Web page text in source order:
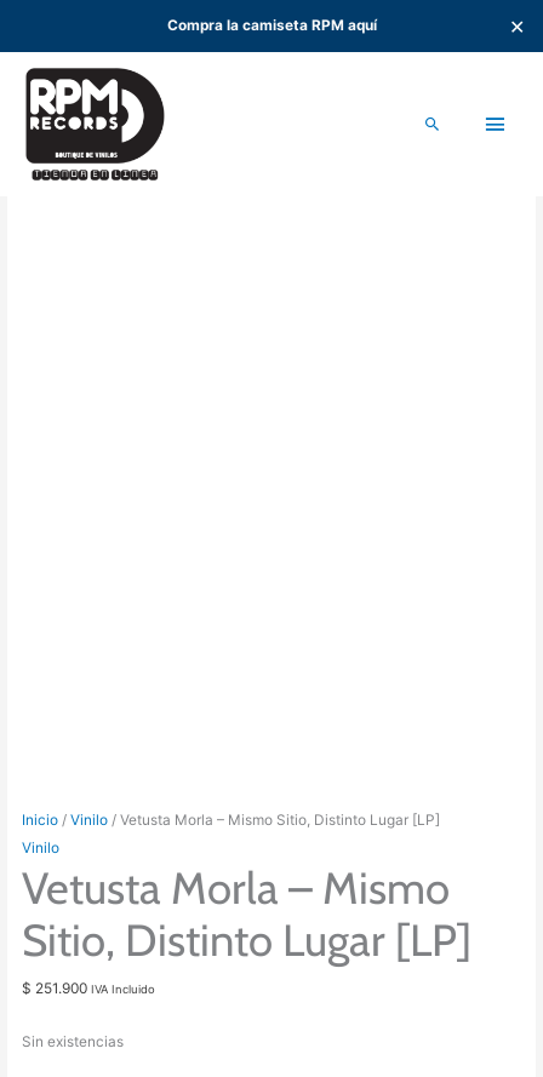
Compra la camiseta RPM aquí ✕
contenido
Buscar
Inicio /Vinilo / Vetusta Morla – Mismo Sitio, Distinto Lugar [LP]
Vinilo
Vetusta Morla – Mismo
Sitio, Distinto Lugar [LP]
$ 251.900 IVA Incluido
Sin existencias